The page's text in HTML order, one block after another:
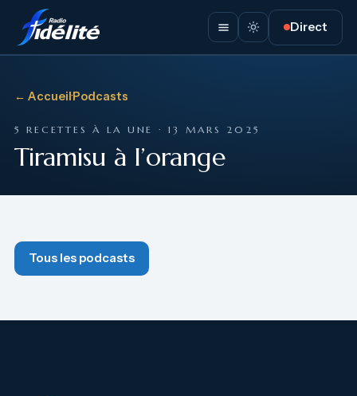
Direct
← Accueil·Podcasts
5 RECETTES À LA UNE · 13 MARS 2025
Tiramisu à l’orange
Tous les podcasts